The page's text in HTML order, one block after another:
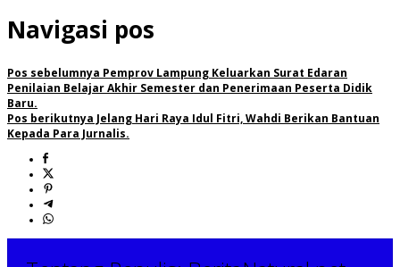
Navigasi pos
Pos sebelumnya Pemprov Lampung Keluarkan Surat Edaran
Penilaian Belajar Akhir Semester dan Penerimaan Peserta Didik
Baru.
Pos berikutnya Jelang Hari Raya Idul Fitri, Wahdi Berikan Bantuan
Kepada Para Jurnalis.